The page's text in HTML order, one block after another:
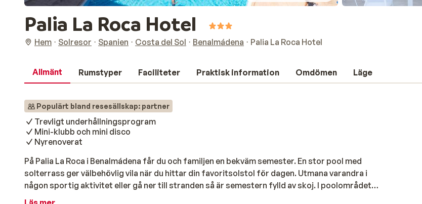
Palia La Roca Hotel
Hem Solresor Spanien Costa del Sol Benalmádena Palia La Roca Hotel
Allmänt Rumstyper Faciliteter Praktisk information Omdömen Läge
Populärt bland resesällskap: partner
Trevligt underhållningsprogram
Mini-klubb och mini disco
Nyrenoverat
På Palia La Roca i Benalmádena får du och familjen en bekväm semester. En stor pool med
solterrass ger välbehövlig vila när du hittar din favoritsolstol för dagen. Utmana varandra i
någon sportig aktivitet eller gå ner till stranden så är semestern fylld av skoj. I poolområdet
spenderar du många timmar med plask och bad eller på en solstol. De minsta gästerna har en